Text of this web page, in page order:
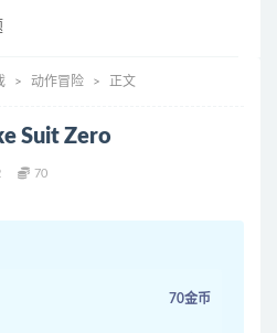
动作冒险 正文
Suit Zero
70
70金币